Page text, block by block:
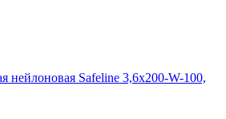
нейлоновая Safeline 3,6x200-W-100,